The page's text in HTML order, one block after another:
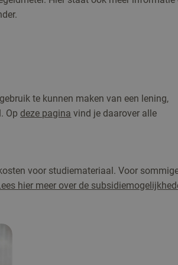
van de opleiding Gezondheid.
te kunnen maken van een lening,
Op deze pagina vind je daarover alle
voor studiemateriaal. Voor
hier meer over de